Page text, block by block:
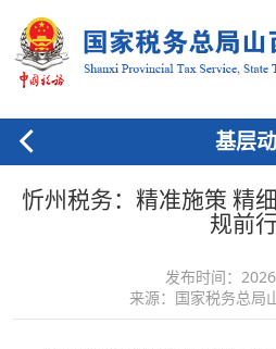
基层
忻州税务：精准施策 精
规前行
发布时间：
来源：国家税务总局